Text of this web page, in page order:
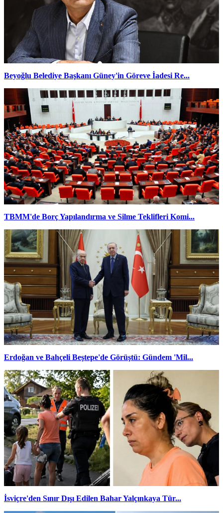
Beyoğlu Belediye Başkanı Güney'in Göreve İadesi Re...
TBMM'de Borç Yapılandırma ve Silme Teklifleri Komi...
Erdoğan ve Bahçeli Beştepe'de Görüştü: Gündem 'Mil...
İsviçre'den Sınır Dışı Edilen Bahar Yalçınkaya Tür...